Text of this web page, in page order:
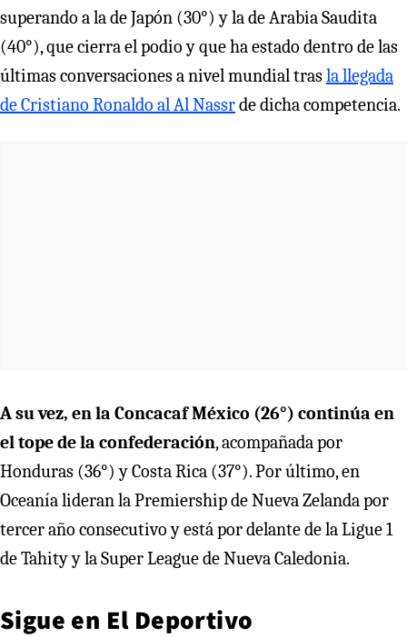
superando a la de Japón (30°) y la de Arabia Saudita
(40°), que cierra el podio y que ha estado dentro de las
últimas conversaciones a nivel mundial trasla llegada
de Cristiano Ronaldo al Al Nassrde dicha competencia.
A su vez, en la Concacaf México (26°) continúa en
el tope de la confederación, acompañada por
Honduras (36°) y Costa Rica (37°). Por último, en
Oceanía lideran la Premiership de Nueva Zelanda por
tercer año consecutivo y está por delante de la Ligue 1
de Tahity y la Super League de Nueva Caledonia.
Sigue en El Deportivo